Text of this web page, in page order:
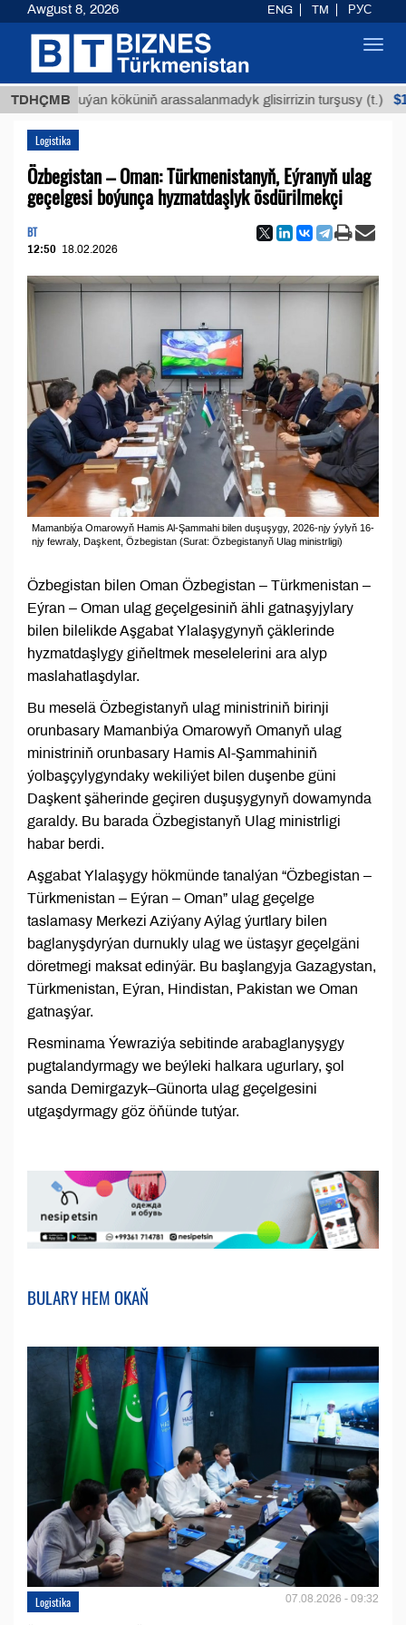
TDHÇMB
Buýan köküniň arassalanmadyk glisirrizin turşusy (t.)
Logistika
Özbegistan – Oman: Türkmenistanyň, Eýranyň ulag
geçelgesi boýunça hyzmatdaşlyk ösdürilmekçi
BT
12:50 18.02.2026
Mamanbiýa Omarowyň Hamis Al-Şammahi bilen duşuşygy, 2026-njy ýylyň 16-
njy fewraly, Daşkent, Özbegistan (Surat: Özbegistanyň Ulag ministrligi)
Özbegistan bilen Oman Özbegistan – Türkmenistan –
Eýran – Oman ulag geçelgesiniň ähli gatnaşyjylary
bilen bilelikde Aşgabat Ylalaşygynyň çäklerinde
hyzmatdaşlygy giňeltmek meselelerini ara alyp
maslahatlaşdylar.
Bu meselä Özbegistanyň ulag ministriniň birinji
orunbasary Mamanbiýa Omarowyň Omanyň ulag
ministriniň orunbasary Hamis Al-Şammahiniň
ýolbaşçylygyndaky wekiliýet bilen duşenbe güni
Daşkent şäherinde geçiren duşuşygynyň dowamynda
garaldy. Bu barada Özbegistanyň Ulag ministrligi
habar berdi.
Aşgabat Ylalaşygy hökmünde tanalýan “Özbegistan –
Türkmenistan – Eýran – Oman” ulag geçelge
taslamasy Merkezi Aziýany Aýlag ýurtlary bilen
baglanyşdyrýan durnukly ulag we üstaşyr geçelgäni
döretmegi maksat edinýär. Bu başlangyja Gazagystan,
Türkmenistan, Eýran, Hindistan, Pakistan we Oman
gatnaşýar.
Resminama Ýewraziýa sebitinde arabaglanyşygy
pugtalandyrmagy we beýleki halkara ugurlary, şol
sanda Demirgazyk–Günorta ulag geçelgesini
utgaşdyrmagy göz öňünde tutýar.
BULARY HEM OKAŇ
Logistika 07.08.2026 - 09:32
Awgust 8, 2026 ENG TM РУС